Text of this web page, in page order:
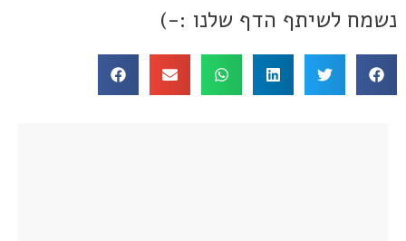
נשמח לשיתף הדף שלנו :-)